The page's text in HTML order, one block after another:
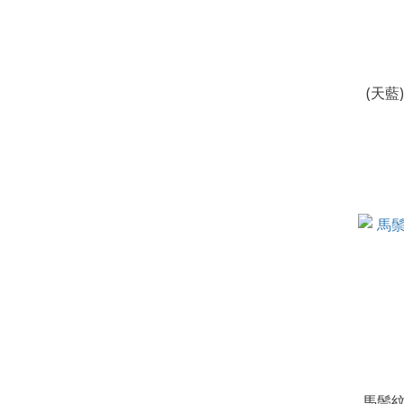
(天藍